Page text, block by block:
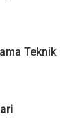
Teknik